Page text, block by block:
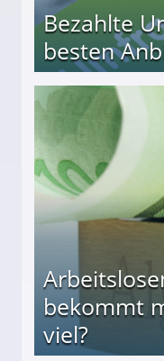
Bezahlte
besten
bekommt
viel?